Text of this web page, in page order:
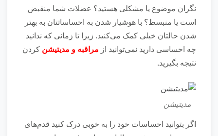
نگران موضوع یا مشکلی هستید؟ عضلات شما منقبض
است یا منبسط؟ با هوشیار شدن به احساساتتان به بهتر
شدن حالتان خیلی کمک می‌کنید. زیرا تا زمانی که ندانید
چه احساسی دارید نمی‌توانید از مراقبه و مدیتیشن کردن
نتیجه بگیرید.
مدیتیشن
اگر بتوانید احساسات خود را به خوبی درک کنید قدم‌های